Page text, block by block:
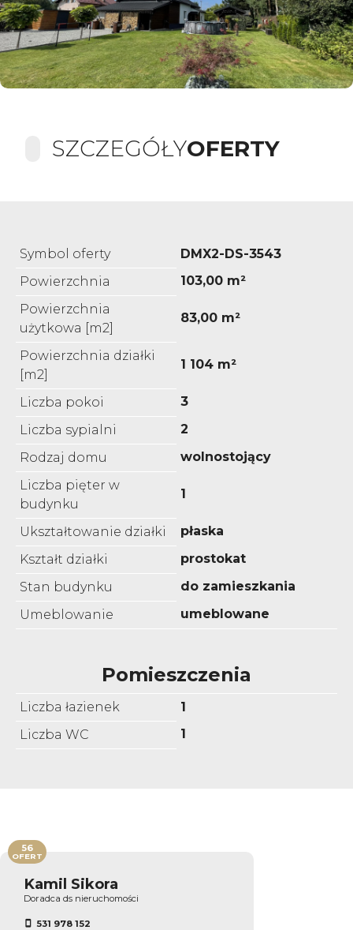
SZCZEGÓŁYOFERTY
Symbol oferty
DMX2-DS-3543
Powierzchnia
103,00 m²
Powierzchnia
użytkowa [m2]
83,00 m²
Powierzchnia działki
[m2]
1 104 m²
Liczba pokoi
3
Liczba sypialni
2
Rodzaj domu
wolnostojący
Liczba pięter w
budynku
1
Ukształtowanie działki
płaska
Kształt działki
prostokat
Stan budynku
do zamieszkania
Umeblowanie
umeblowane
Pomieszczenia
Liczba łazienek
1
Liczba WC
1
Kamil Sikora
Doradca ds nieruchomości
531 978 152
56
OFERT